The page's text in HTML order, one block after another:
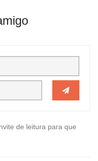
de leitura para que